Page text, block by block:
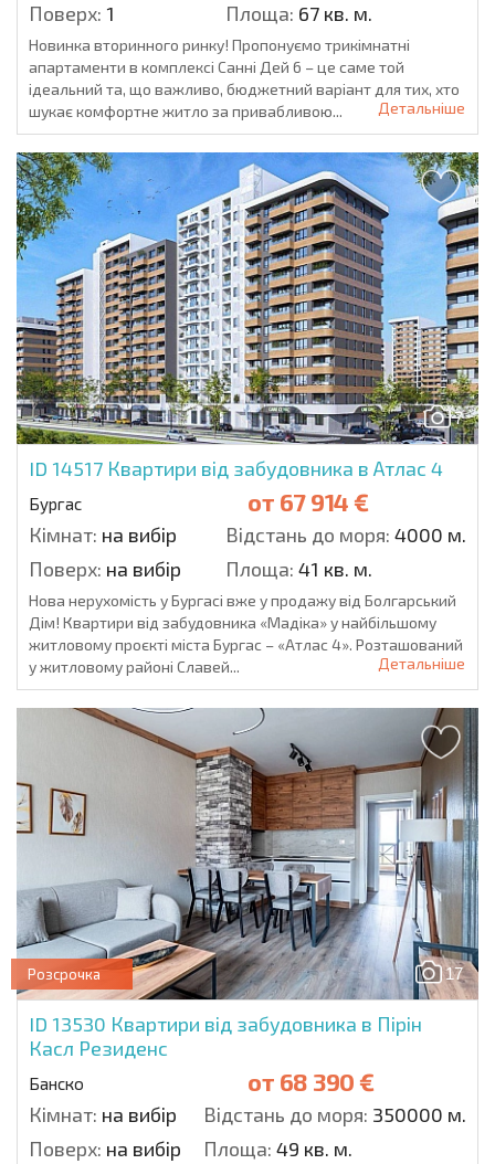
Поверх: 1 Площа: 67 кв. м.
Новинка вторинного ринку! Пропонуємо трикімнатні
апартаменти в комплексі Санні Дей 6 – це саме той
ідеальний та, що важливо, бюджетний варіант для тих, хто
шукає комфортне житло за привабливою...
Детальніше
7
ID 14517 Квартири від забудовника в Атлас 4
Бургас от 67 914 €
Кімнат: на вибір Відстань до моря: 4000 м.
Поверх: на вибір Площа: 41 кв. м.
Нова нерухомість у Бургасі вже у продажу від Болгарський
Дім! Квартири від забудовника «Мадіка» у найбільшому
житловому проєкті міста Бургас – «Атлас 4». Розташований
у житловому районі Славей...
Детальніше
17
Розсрочка
ID 13530 Квартири від забудовника в Пірін
Касл Резиденс
Банско от 68 390 €
Кімнат: на вибір Відстань до моря: 350000 м.
Поверх: на вибір Площа: 49 кв. м.